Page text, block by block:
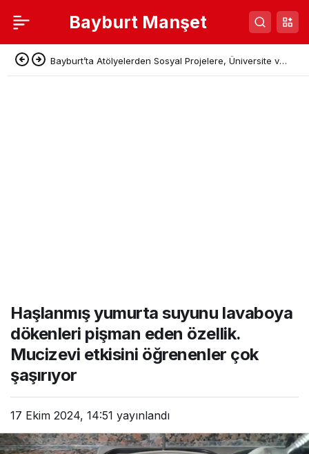
Bayburt Manşet
Bayburt’ta Atölyelerden Sosyal Projelere, Üniversite ve
Haşlanmış yumurta suyunu lavaboya
dökenleri pişman eden özellik.
Mucizevi etkisini öğrenenler çok
şaşırıyor
17 Ekim 2024, 14:51 yayınlandı